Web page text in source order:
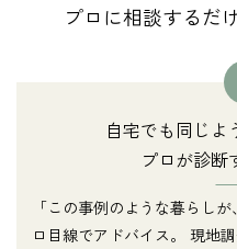
プロに相談するだ
自宅でも同じ
プロが診断
「この事例のような暮らし
ロ目線でアドバイス。 現地